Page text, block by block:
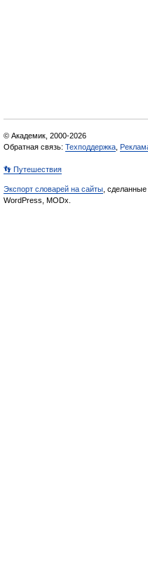
© Академик, 2000-2026
Обратная связь: Техподдержка
👣 Путешествия
Экспорт словарей на сайты ,
WordPress, MODx.